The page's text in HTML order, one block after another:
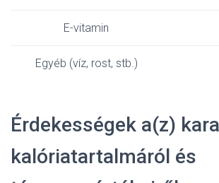
E-vitamin
Egyéb (víz, rost, stb.)
Érdekességek a(z)
kalóriatartalmáról és